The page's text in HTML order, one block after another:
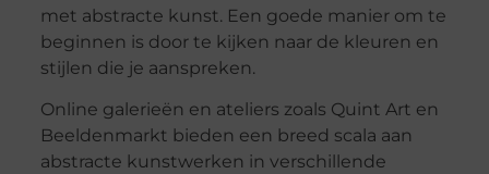
met abstracte kunst. Een goede manier om te
beginnen is door te kijken naar de kleuren en
stijlen die je aanspreken.
Online galerieën en ateliers zoals Quint Art en
Beeldenmarkt bieden een breed scala aan
abstracte kunstwerken in verschillende